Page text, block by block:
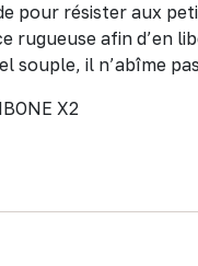
pour résister aux
rugueuse afin d’en
souple, il n’abîme
X2